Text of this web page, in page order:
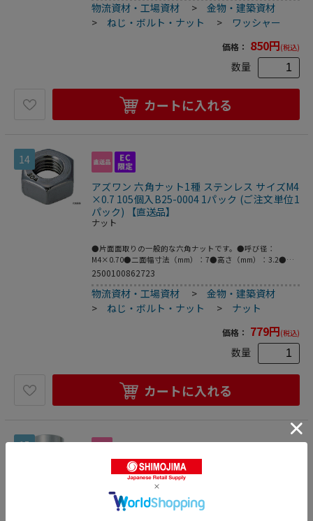
ミガキ丸（大ワッシャー）●材質／仕上：ステンレス
（SUS304相当材）●注意：呼径に小形がついているものは
小形丸です。●原産国：非公開●コード番号：160-8282●
物流資材・工場資材 >金物・建築資材
> ねじ・ボルト・ナット > ワッシャー
価格： 850円(税込)
数量
カートに入れる
14
アズワン 六角ナット1種 ステンレス サイズM4
×0.7 105個入B25-0004 1パック (ご注文単位1
パック) 【直送品】
ナット
●片面面取りの一般的な六角ナットです。●呼び径：
M4×0.70●二面幅寸法（mm）：7●高さ（mm）：3.2●ナ
ット種類：1種ナット●強度区分：A2-50相当●寸法（mm）
（mm）k：3.2●寸法（mm）m：3.2●寸法（mm）s：7.0●
パッケージ：ボルトンパック（ブリスター）●ナット1種
（高さ：ねじ径の80％ 片面面取り）●材質／仕上：ステン
レス（SUS304）●原産国：中国●発注コード：160-7120●
こちらの商品は事業者様向け商品です。
2500100862723
物流資材・工場資材 >金物・建築資材
> ねじ・ボルト・ナット > ナット
価格： 779円(税込)
数量
カートに入れる
15
トラスコ中山 TRUSCO ポイントビス用スペー
サー5mm ステンレス50個入（ご注文単位 1パ
ック）【直送品】
装飾ねじ・ナット